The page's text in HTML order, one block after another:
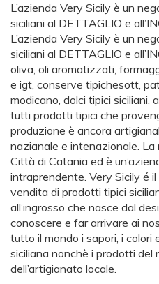
L’azienda Very Sicily è un
siciliani al DETTAGLIO e
L’azienda Very Sicily è un
siciliani al DETTAGLIO e
oliva, oli aromatizzati,
e igt, conserve tipichesott,
modicano, dolci tipici siciliani,
tutti prodotti tipici che
produzione è ancora
nazianale e intenazionale.
Città di Catania ed è
intraprendente. Very Sicily é
vendita di prodotti tipici
all’ingrosso che nasce dal
conoscere e far arrivare ai
tutto il mondo i sapori, i colori
siciliana nonchè i prodotti del
dell’artigianato locale.